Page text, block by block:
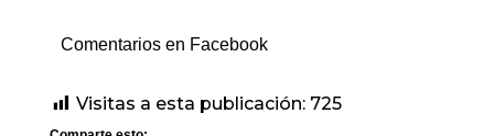
Comentarios en Facebook
Visitas a esta publicación: 725